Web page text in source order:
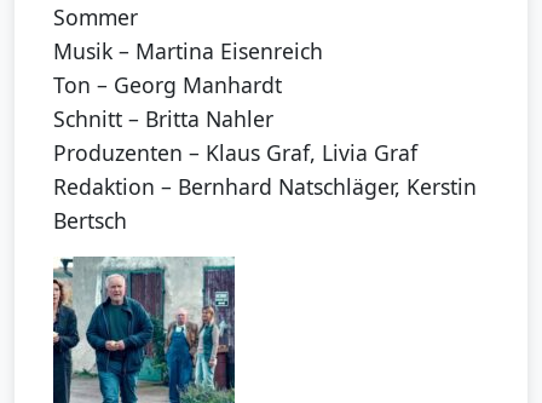
Sommer
Musik – Martina Eisenreich
Ton – Georg Manhardt
Schnitt – Britta Nahler
Produzenten – Klaus Graf, Livia Graf
Redaktion – Bernhard Natschläger, Kerstin
Bertsch